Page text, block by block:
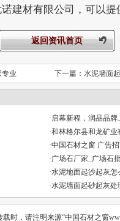
建材有限公司，可以
返回资讯首页
业 下一篇： 水泥墙面
·启幕新程，润品品
·和林格尔县和龙矿业
·中国石材之窗 广告
·广场石厂家_广场石
·水泥地面起沙起灰怎
·水泥墙面起砂起灰处
时，请注明来源“中国石材之窗